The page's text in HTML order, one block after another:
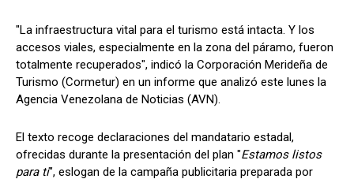
"La infraestructura vital para el turismo está intacta. Y los
accesos viales, especialmente en la zona del páramo, fueron
totalmente recuperados", indicó la Corporación Merideña de
Turismo (Cormetur) en un informe que analizó este lunes la
Agencia Venezolana de Noticias (AVN).
El texto recoge declaraciones del mandatario estadal,
ofrecidas durante la presentación del plan "Estamos listos
para ti", eslogan de la campaña publicitaria preparada por